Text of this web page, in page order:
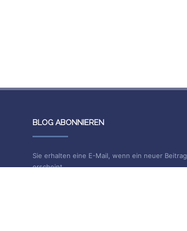
BLOG ABONNIEREN
Sie erhalten eine E-Mail, wenn ein neuer Beitrag
erscheint.